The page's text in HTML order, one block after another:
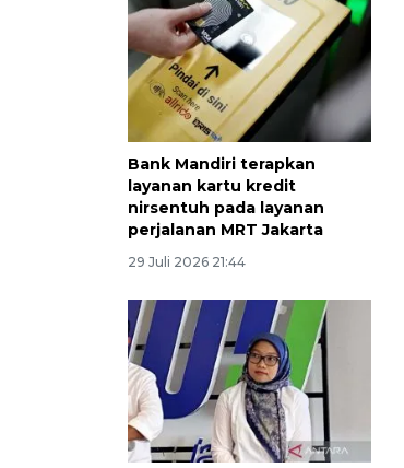
Bank Mandiri terapkan
layanan kartu kredit
nirsentuh pada layanan
perjalanan MRT Jakarta
29 Juli 2026 21:44